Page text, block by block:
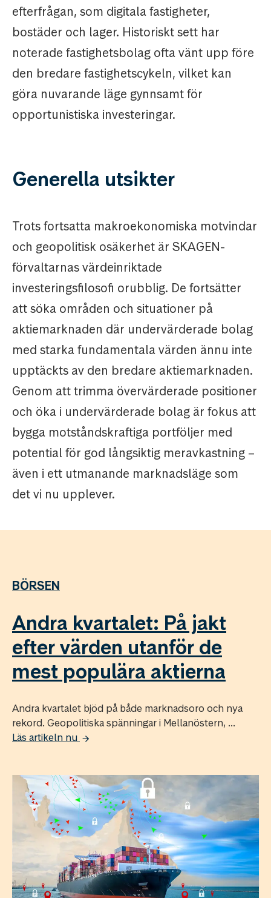
efterfrågan, som digitala fastigheter,
bostäder och lager. Historiskt sett har
noterade fastighetsbolag ofta vänt upp före
den bredare fastighetscykeln, vilket kan
göra nuvarande läge gynnsamt för
opportunistiska investeringar.
Generella utsikter
Trots fortsatta makroekonomiska motvindar
och geopolitisk osäkerhet är SKAGEN-
förvaltarnas värdeinriktade
investeringsfilosofi orubblig. De fortsätter
att söka områden och situationer på
aktiemarknaden där undervärderade bolag
med starka fundamentala värden ännu inte
upptäckts av den bredare aktiemarknaden.
Genom att trimma övervärderade positioner
och öka i undervärderade bolag är fokus att
bygga motståndskraftiga portföljer med
potential för god långsiktig meravkastning –
även i ett utmanande marknadsläge som
det vi nu upplever.
BÖRSEN
Andra kvartalet: På jakt
efter värden utanför de
mest populära aktierna
Andra kvartalet bjöd på både marknadsoro och nya
rekord. Geopolitiska spänningar i Mellanöstern, ...
Läs artikeln nu